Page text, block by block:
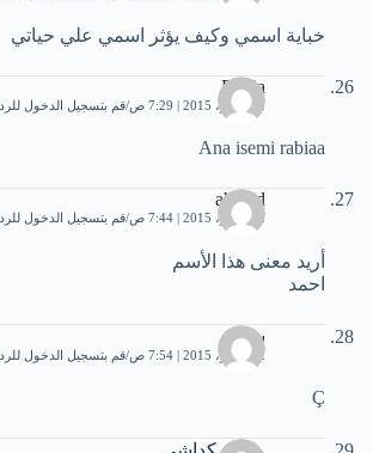
خباية اسمي وكيف يؤثر اسمي علي حياتي
Rabia
2 نوفمبر، 2015 | 7:29 ص قم بتسجيل الدخول للرد
Ana isemi rabiaa
ahmed
2 نوفمبر، 2015 | 7:44 ص قم بتسجيل الدخول للرد
أريد معنى هذا الأسم
احمد
سميه
2 نوفمبر، 2015 | 7:54 ص قم بتسجيل الدخول للرد
Ç